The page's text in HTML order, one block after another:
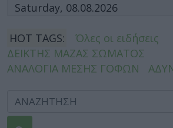
Saturday, 08.08.2026
HOT TAGS:
Όλες οι ειδήσεις
ΔΕΙΚΤΗΣ ΜΑΖΑΣ ΣΩΜΑΤΟΣ
ΑΝΑΛΟΓΙΑ ΜΕΣΗΣ ΓΟΦΩΝ